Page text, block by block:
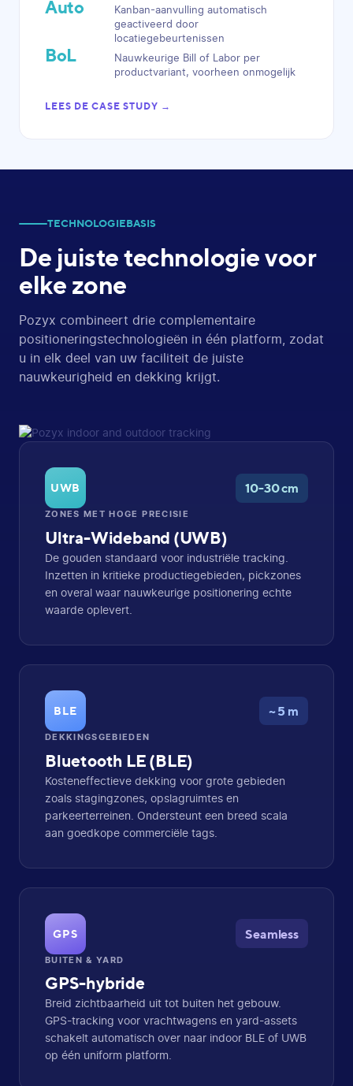
Auto
Kanban-aanvulling automatisch
geactiveerd door
locatiegebeurtenissen
BoL
Nauwkeurige Bill of Labor per
productvariant, voorheen onmogelijk
LEES DE CASE STUDY →
TECHNOLOGIEBASIS
De juiste technologievoor
elke zone
Pozyx combineert drie complementaire
positioneringstechnologieën in één platform, zodat
u in elk deel van uw faciliteit de juiste
nauwkeurigheid en dekking krijgt.
UWB 10-30 cm
ZONES MET HOGE PRECISIE
Ultra-Wideband (UWB)
De gouden standaard voor industriële tracking.
Inzetten in kritieke productiegebieden, pickzones
en overal waar nauwkeurige positionering echte
waarde oplevert.
BLE ~ 5 m
DEKKINGSGEBIEDEN
Bluetooth LE (BLE)
Kosteneffectieve dekking voor grote gebieden
zoals stagingzones, opslagruimtes en
parkeerterreinen. Ondersteunt een breed scala
aan goedkope commerciële tags.
GPS Seamless
BUITEN & YARD
GPS-hybride
Breid zichtbaarheid uit tot buiten het gebouw.
GPS-tracking voor vrachtwagens en yard-assets
schakelt automatisch over naar indoor BLE of UWB
op één uniform platform.